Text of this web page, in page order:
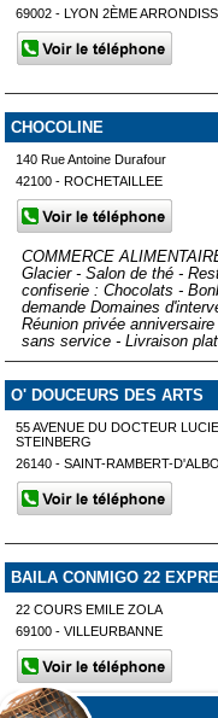
69002 - LYON 2ÈME
CHOCOLINE
140 Rue Antoine Durafour
42100 - ROCHETAILLEE
COMMERCE
Glacier - Salon de thé -
confiserie : Chocolats -
demande Domaines
Réunion privée
sans service - Livraison
O' DOUCEURS DES ARTS
55 AVENUE DU DOCTEUR
STEINBERG
26140 - SAINT-RAMBERT-
BAILA CONMIGO 22
22 COURS EMILE ZOLA
69100 - VILLEURBANNE